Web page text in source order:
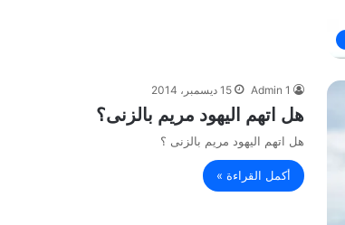
Admin 1 15 ديسمبر، 2014
هل اتهم اليهود مريم بالزنى؟
هل اتهم اليهود مريم بالزنى ؟
أكمل القراءة »